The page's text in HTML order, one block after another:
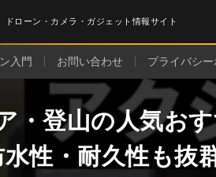
ドローン・カメラ・ガジェット情報サイト
入門 お問い合わせ プライバシ
・登山の人気お
性・耐久性も抜